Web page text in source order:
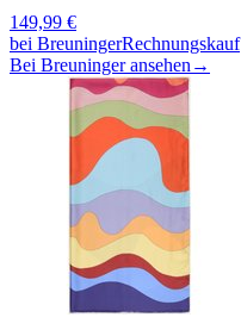
149,99 €
bei BreuningerRechnungskauf
Bei Breuninger ansehen →